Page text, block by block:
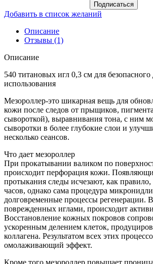
Подписаться
Добавить в список желаний
Описание
Отзывы (1)
Описание
540 титановых игл 0,3 см для
использования
Мезороллер-это шикарная вещь для
кожи после следов от прыщиков,
сывороткой), выравнивания тона, с ним
сыворотки в более глубокие слои и
несколько сеансов.
Что дает мезороллер
При прокатывании валиком по
происходит перфорация кожи.
протыкания следы исчезают, как правило,
часов, однако сама процедура
долговременные процессы регенерации.
поврежденных иглами, происходит
Восстановление кожных покровов
ускоренным делением клеток,
коллагена. Результатом всех этих
омолаживающий эффект.
Кроме того,мезороллер повышает